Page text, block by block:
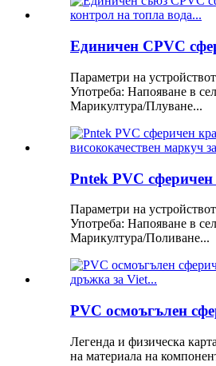
Единичен CPVC
Параметри на
Употреба: Напояване в
Марикултура/Плуване...
Pntek PVC
Параметри на
Употреба: Напояване в
Марикултура/Поливане...
PVC осмоъгълен
Легенда и физическа
на материала на